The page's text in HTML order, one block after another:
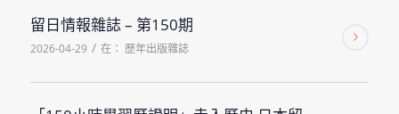
留日情報雜誌 – 第150期
2026-04-29 / 在： 歷年出版雜誌